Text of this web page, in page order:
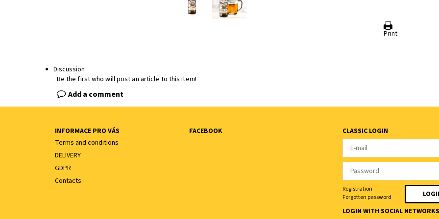
Print
Discussion
Be the first who will post an article to this item!
Add a comment
INFORMACE PRO VÁS
Terms and conditions
DELIVERY
GDPR
Contacts
FACEBOOK CLASSIC LOGIN
Registration
Forgotten password
LOGIN WITH SOCIAL NETWORKS